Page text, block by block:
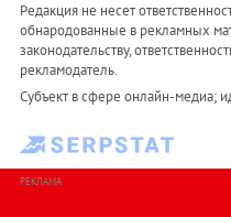
Редакция не несет
обнародованные в рекламных
законодательству,
рекламодатель.
Субъект в сфере онлайн-медиа;
РЕКЛАМА